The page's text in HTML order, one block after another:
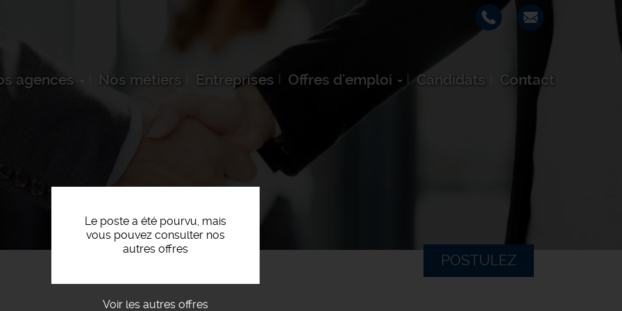
agences Nos métiers Entreprises Offres d'emploi Candidats Contact
Le poste a été pourvu, mais
vous pouvez consulter nos
autres offres
Voir les autres offres
POSTULEZ